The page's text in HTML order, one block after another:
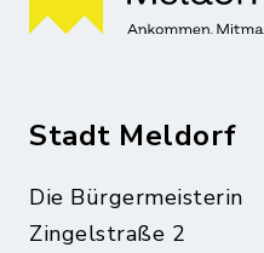
Stadt Meldorf
Die Bürgermeisterin
Zingelstraße 2